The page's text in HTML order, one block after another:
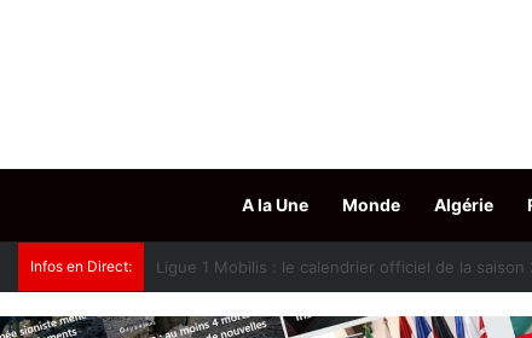
A la Une Monde Algérie
Infos en Direct: Oued Smar : le cinéma en plein air fait son grand